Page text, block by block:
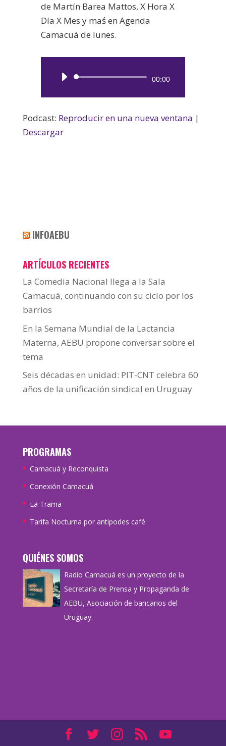
de Martín Barea Mattos, X Hora X
Día X Mes y maś en Agenda
Camacuá de lunes.
Reproductor
00:00
Podcast: Reproducir en una nueva ventana |
Descargar
INFOAEBU
ARTÍCULOS RECIENTES
La Comedia Nacional llega a la Sala
Camacuá, continuando con su ciclo por los
barrios
En la Semana Mundial de la Lactancia
Materna, AEBU propone conversar sobre el
tema
Seis décadas en unidad: PIT-CNT celebra 60
años de la unificación sindical en Uruguay
PROGRAMAS
Camacuá y Reconquista
Conexión Camacuá
La Trama
Tarifa Nocturna por antipodes café
QUIÉNES SOMOS
Radio Camacuá es un proyecto de la
Secretaría de Prensa y Propaganda de
AEBU, Asociación de bancarios del
Uruguay.